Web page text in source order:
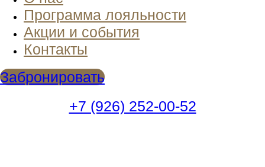
Программа лояльности
Акции и события
Контакты
Забронировать
+7 (926) 252-00-52